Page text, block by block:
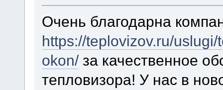
Очень благодарна
https://teplovizov.ru/
okon/за качественное
тепловизора! У нас в